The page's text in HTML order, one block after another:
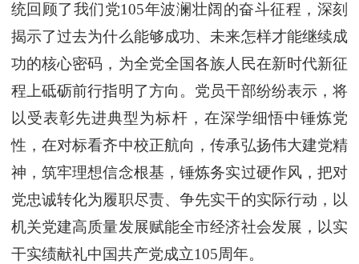
统回顾了我们党105年波澜壮阔的奋斗征程，深刻
揭示了过去为什么能够成功、未来怎样才能继续成
功的核心密码，为全党全国各族人民在新时代新征
程上砥砺前行指明了方向。党员干部纷纷表示，将
以受表彰先进典型为标杆，在深学细悟中锤炼党
性，在对标看齐中校正航向，传承弘扬伟大建党精
神，筑牢理想信念根基，锤炼务实过硬作风，把对
党忠诚转化为履职尽责、争先实干的实际行动，以
机关党建高质量发展赋能全市经济社会发展，以实
干实绩献礼中国共产党成立105周年。